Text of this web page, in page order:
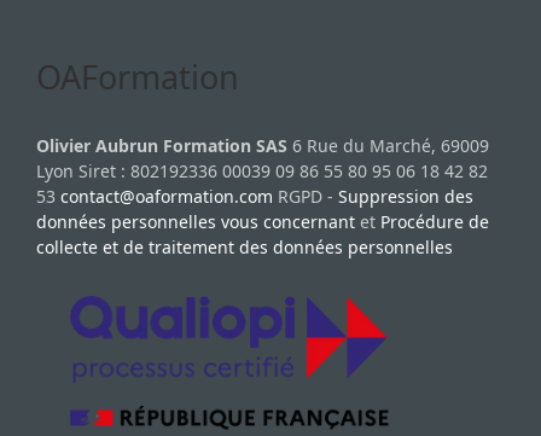
OAFormation
Olivier Aubrun Formation SAS 6 Rue du Marché, 69009
Lyon Siret : 802192336 00039 09 86 55 80 95 06 18 42 82
53 contact@oaformation.com RGPD - Suppression des
données personnelles vous concernant et Procédure de
collecte et de traitement des données personnelles